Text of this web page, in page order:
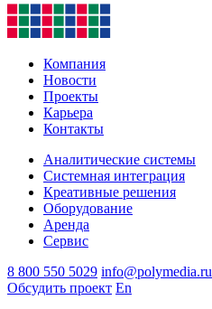
Компания
Новости
Проекты
Карьера
Контакты
Аналитические системы
Системная интеграция
Креативные решения
Оборудование
Аренда
Сервис
8 800 550 5029 info@polymedia.ru
Обсудить проект En